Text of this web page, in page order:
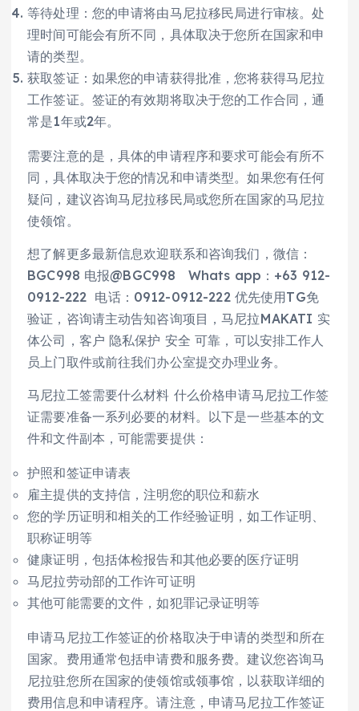
等待处理：您的申请将由马尼拉移民局进行审核。处
理时间可能会有所不同，具体取决于您所在国家和申
请的类型。
获取签证：如果您的申请获得批准，您将获得马尼拉
工作签证。签证的有效期将取决于您的工作合同，通
常是1年或2年。
需要注意的是，具体的申请程序和要求可能会有所不
同，具体取决于您的情况和申请类型。如果您有任何
疑问，建议咨询马尼拉移民局或您所在国家的马尼拉
使领馆。
想了解更多最新信息欢迎联系和咨询我们，微信：
BGC998 电报@BGC998 Whats app：+63 912-
0912-222 电话：0912-0912-222 优先使用TG免
验证，咨询请主动告知咨询项目，马尼拉MAKATI 实
体公司，客户 隐私保护 安全 可靠，可以安排工作人
员上门取件或前往我们办公室提交办理业务。
马尼拉工签需要什么材料 什么价格申请马尼拉工作签
证需要准备一系列必要的材料。以下是一些基本的文
件和文件副本，可能需要提供：
护照和签证申请表
雇主提供的支持信，注明您的职位和薪水
您的学历证明和相关的工作经验证明，如工作证明、
职称证明等
健康证明，包括体检报告和其他必要的医疗证明
马尼拉劳动部的工作许可证明
其他可能需要的文件，如犯罪记录证明等
申请马尼拉工作签证的价格取决于申请的类型和所在
国家。费用通常包括申请费和服务费。建议您咨询马
尼拉驻您所在国家的使领馆或领事馆，以获取详细的
费用信息和申请程序。请注意，申请马尼拉工作签证